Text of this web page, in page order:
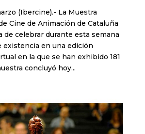
(Ibercine).- La Muestra
Cine de Animación de Cataluña
de celebrar durante esta semana
existencia en una edición
en la que se han exhibido 181
concluyó hoy...